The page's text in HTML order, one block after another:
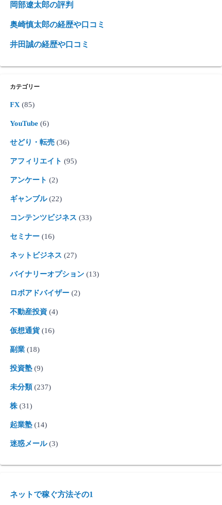
岡部遼太郎の評判
奥崎慎太郎の経歴や口コミ
井田誠の経歴や口コミ
カテゴリー
FX (85)
YouTube (6)
せどり・転売 (36)
アフィリエイト (95)
アンケート (2)
ギャンブル(22)
コンテンツビジネス (33)
セミナー (16)
ネットビジネス (27)
バイナリーオプション (13)
ロボアドバイザー (2)
不動産投資 (4)
仮想通貨(16)
副業 (18)
投資塾 (9)
未分類 (237)
株 (31)
起業塾 (14)
迷惑メール(3)
ネットで稼ぐ方法その1